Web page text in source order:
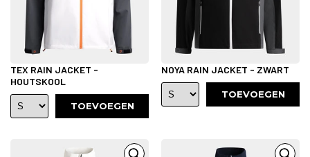
TEX RAIN JACKET -
HOUTSKOOL
TOEVOEGEN
NOYA RAIN JACKET - ZWART
TOEVOEGEN